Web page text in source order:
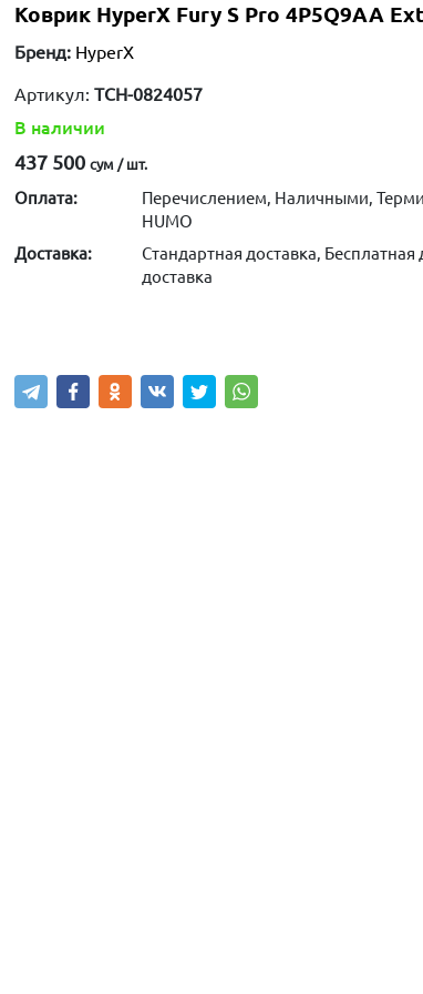
Коврик HyperX Fury S Pro 4P5Q9AA
Бренд: HyperX
Артикул: TCH-0824057
В наличии
437 500 сум / шт.
Оплата:
Перечислением, Наличными,
HUMO
Доставка:
Стандартная доставка, Бесплатная
доставка